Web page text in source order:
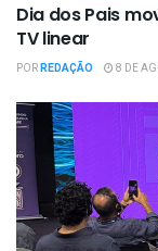
Dia dos Pais
TV linear
PORREDAÇÃO 8 DE